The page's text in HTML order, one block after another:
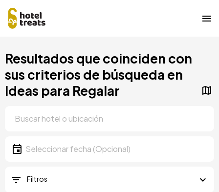
principal
Resultados que coinciden con
sus criterios de búsqueda en
Ideas para Regalar
Fecha
Seleccionar fecha
Filtros